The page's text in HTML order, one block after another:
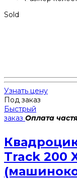
Sold
Узнать цену
Под заказ
Быстрый
заказ Оплата
Track 200